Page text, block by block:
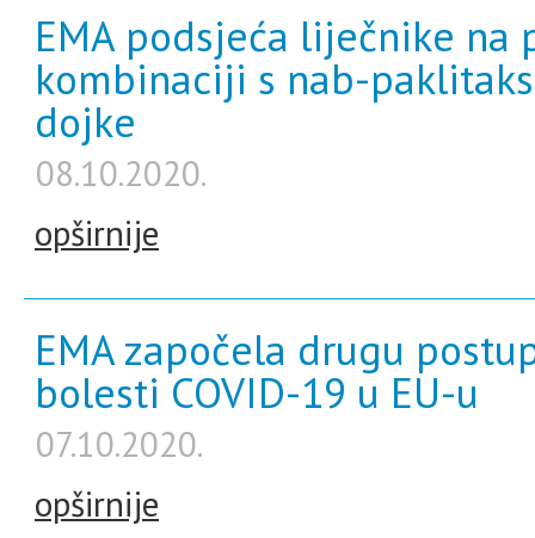
EMA podsjeća liječnike
kombinaciji s nab-
dojke
08.10.2020.
opširnije
EMA započela drugu
bolesti COVID-19 u EU-u
07.10.2020.
opširnije